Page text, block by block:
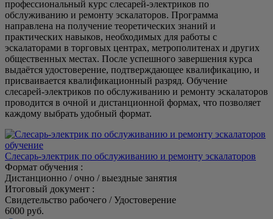
профессиональный курс слесарей-электриков по
обслуживанию и ремонту эскалаторов. Программа
направлена на получение теоретических знаний и
практических навыков, необходимых для работы с
эскалаторами в торговых центрах, метрополитенах и других
общественных местах. После успешного завершения курса
выдаётся удостоверение, подтверждающее квалификацию, и
присваивается квалификационный разряд. Обучение
слесарей-электриков по обслуживанию и ремонту эскалаторов
проводится в очной и дистанционной формах, что позволяет
каждому выбрать удобный формат.
Слесарь-электрик по обслуживанию и ремонту эскалаторов
Формат обучения :
Дистанционно / очно / выездные занятия
Итоговый документ :
Свидетельство рабочего / Удостоверение
6000 руб.